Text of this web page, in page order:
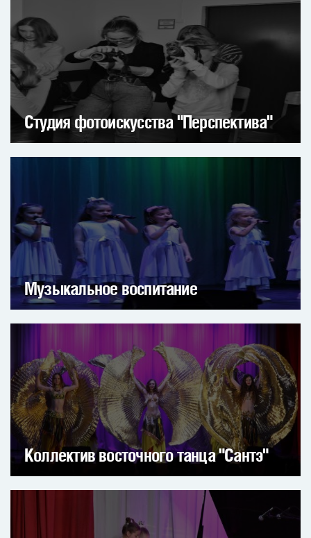
Студия фотоискусства "Перспектива"
Музыкальное воспитание
Коллектив восточного танца "Сантэ"